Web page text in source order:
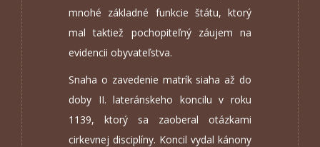
mnohé základné funkcie štátu, ktorý
mal taktiež pochopiteľný záujem na
evidencii obyvateľstva.
Snaha o zavedenie matrík siaha až do
doby II. lateránskeho koncilu v roku
1139, ktorý sa zaoberal otázkami
cirkevnej disciplíny. Koncil vydal kánony